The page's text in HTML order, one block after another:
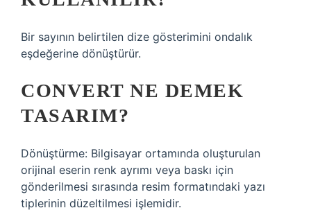
Bir sayının belirtilen dize gösterimini ondalık
eşdeğerine dönüştürür.
CONVERT NE DEMEK
TASARIM?
Dönüştürme: Bilgisayar ortamında oluşturulan
orijinal eserin renk ayrımı veya baskı için
gönderilmesi sırasında resim formatındaki yazı
tiplerinin düzeltilmesi işlemidir.